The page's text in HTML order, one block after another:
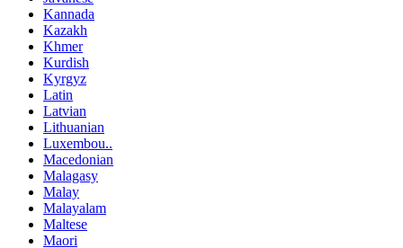
Kannada
Kazakh
Khmer
Kurdish
Kyrgyz
Latin
Latvian
Lithuanian
Luxembou..
Macedonian
Malagasy
Malay
Malayalam
Maltese
Maori